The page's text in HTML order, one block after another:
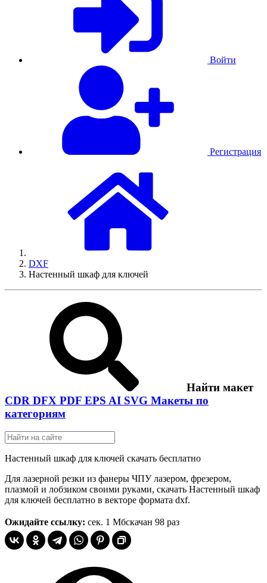
Войти
Регистрация
DXF
Настенный шкаф для ключей
Найти макет
CDR DFX PDF EPS AI SVG Макеты по
категориям
Настенный шкаф для ключей скачать бесплатно
Для лазерной резки из фанеры ЧПУ лазером, фрезером,
плазмой и лобзиком своими руками, скачать Настенный шкаф
для ключей бесплатно в векторе формата dxf.
Ожидайте ссылку: сек. 1 Мбскачан 98 раз